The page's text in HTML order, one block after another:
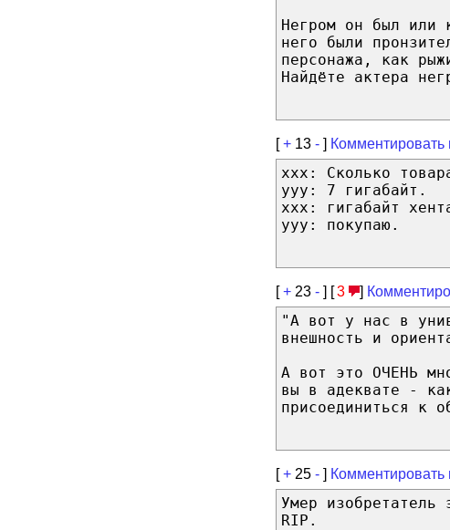
Негром он был или
него были
персонажа, как
Найдёте актера
[+ 13 - ]
xxx: Сколько
yyy: 7 гигабайт.
xxx: гигабайт
yyy: покупаю.
[+ 23 - ] [3 ]
"А вот у нас в
внешность и
А вот это ОЧЕНЬ
вы в адеквате -
присоединиться к
[+ 25 - ]
Умер изобретатель
RIP.